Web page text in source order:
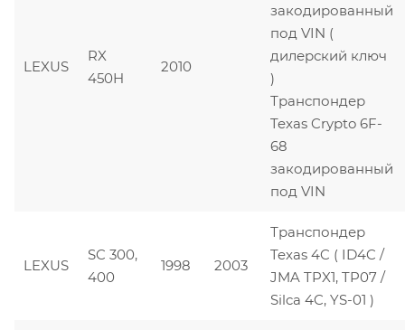
LEXUS
RX
450H
2010
закодированный
под VIN (
дилерский ключ
)
Транспондер
Texas Crypto 6F-
68
закодированный
под VIN
LEXUS
SC 300,
400
1998 2003
Транспондер
Texas 4C ( ID4C /
JMA TPX1, TP07 /
Silca 4C, YS-01 )